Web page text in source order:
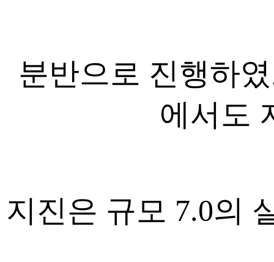
분반으로 진행하
에서도
지진은 규모 7.0의